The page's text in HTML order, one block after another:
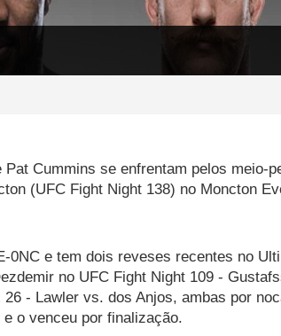
Cummins se enfrentam pelos meio-
(UFC Fight Night 138) no Moncton
0NC e tem dois reveses recentes no
no UFC Fight Night 109 -
- Lawler vs. dos Anjos, ambas por
o venceu por finalização.